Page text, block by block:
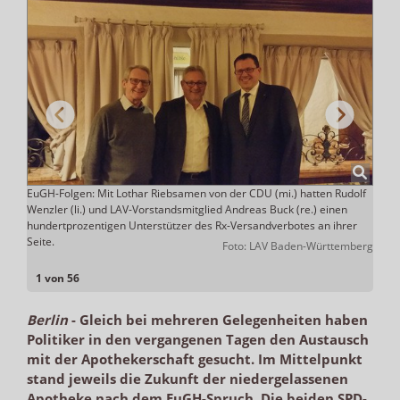
1 von 56
EuGH-Folgen: Mit Lothar Riebsamen von der CDU (mi.) hatten Rudolf
Wenzler (li.) und LAV-Vorstandsmitglied Andreas Buck (re.) einen
hundertprozentigen Unterstützer des Rx-Versandverbotes an ihrer
Seite.
Foto: LAV Baden-Württemberg
Berlin- Gleich bei mehreren Gelegenheiten haben
Politiker in den vergangenen Tagen den Austausch
mit der Apothekerschaft gesucht. Im Mittelpunkt
stand jeweils die Zukunft der niedergelassenen